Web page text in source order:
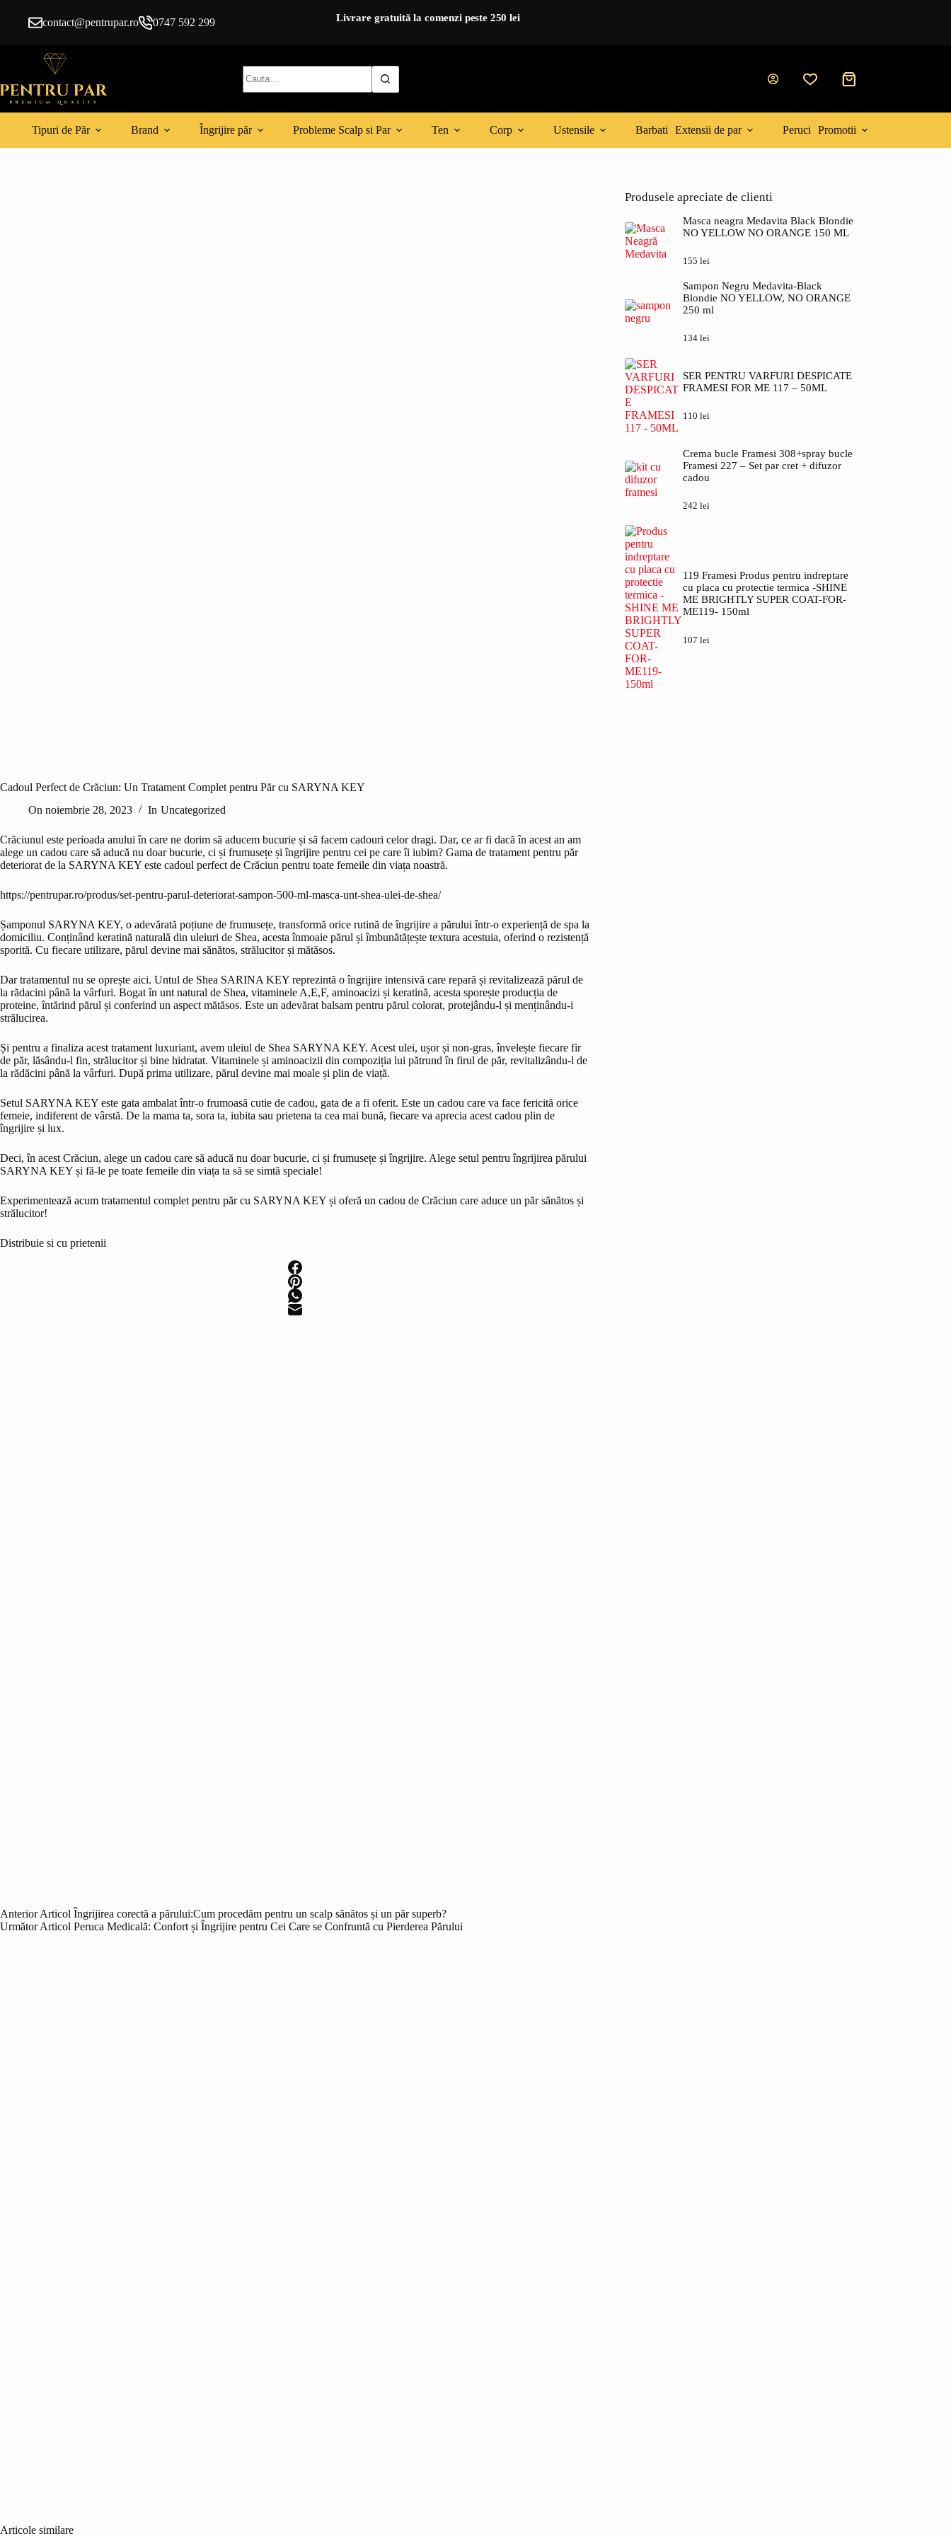
conținut
contact@pentrupar.ro 0747 592 299
rezultat
Coș
Tipuri de Păr
Brand Îngrijire păr Probleme Scalp si Par Ten Corp Ustensile Barbati Extensii de par Peruci Promotii
Cadoul Perfect de Crăciun: Un Tratament Complet pentru Păr cu SARYNA KEY
On noiembrie 28, 2023 In Uncategorized
Crăciunul este perioada anului în care ne dorim să aducem bucurie și să facem cadouri celor dragi. Dar, ce ar fi dacă în acest an am
alege un cadou care să aducă nu doar bucurie, ci și frumusețe și îngrijire pentru cei pe care îi iubim? Gama de tratament pentru păr
deteriorat de la SARYNA KEY este cadoul perfect de Crăciun pentru toate femeile din viața noastră.
https://pentrupar.ro/produs/set-pentru-parul-deteriorat-sampon-500-ml-masca-unt-shea-ulei-de-shea/
Șamponul SARYNA KEY, o adevărată poțiune de frumusețe, transformă orice rutină de îngrijire a părului într-o experiență de spa la
domiciliu. Conținând keratină naturală din uleiuri de Shea, acesta înmoaie părul și îmbunătățește textura acestuia, oferind o rezistență
sporită. Cu fiecare utilizare, părul devine mai sănătos, strălucitor și mătăsos.
Dar tratamentul nu se oprește aici. Untul de Shea SARINA KEY reprezintă o îngrijire intensivă care repară și revitalizează părul de
la rădacini până la vârfuri. Bogat în unt natural de Shea, vitaminele A,E,F, aminoacizi și keratină, acesta sporește producția de
proteine, întărind părul și conferind un aspect mătăsos. Este un adevărat balsam pentru părul colorat, protejându-l și menținându-i
strălucirea.
Și pentru a finaliza acest tratament luxuriant, avem uleiul de Shea SARYNA KEY. Acest ulei, ușor și non-gras, învelește fiecare fir
de păr, lăsându-l fin, strălucitor și bine hidratat. Vitaminele și aminoacizii din compoziția lui pătrund în firul de păr, revitalizându-l de
la rădăcini până la vârfuri. După prima utilizare, părul devine mai moale și plin de viață.
Setul SARYNA KEY este gata ambalat într-o frumoasă cutie de cadou, gata de a fi oferit. Este un cadou care va face fericită orice
femeie, indiferent de vârstă. De la mama ta, sora ta, iubita sau prietena ta cea mai bună, fiecare va aprecia acest cadou plin de
îngrijire și lux.
Deci, în acest Crăciun, alege un cadou care să aducă nu doar bucurie, ci și frumusețe și îngrijire. Alege setul pentru îngrijirea părului
SARYNA KEY și fă-le pe toate femeile din viața ta să se simtă speciale!
Experimentează acum tratamentul complet pentru păr cu SARYNA KEY și oferă un cadou de Crăciun care aduce un păr sănătos și
strălucitor!
Distribuie si cu prietenii
AnteriorArticol Îngrijirea corectă a părului:Cum procedăm pentru un scalp sănătos și un păr superb?
UrmătorArticol Peruca Medicală: Confort și Îngrijire pentru Cei Care se Confruntă cu Pierderea Părului
Articole similare
Produsele apreciate de clienti
Masca neagra Medavita Black Blondie
NO YELLOW NO ORANGE 150 ML
155 lei
Sampon Negru Medavita-Black
Blondie NO YELLOW, NO ORANGE
250 ml
134 lei
SER PENTRU VARFURI DESPICATE
FRAMESI FOR ME 117 – 50ML
110 lei
Crema bucle Framesi 308+spray bucle
Framesi 227 – Set par cret + difuzor
cadou
242 lei
119 Framesi Produs pentru indreptare
cu placa cu protectie termica -SHINE
ME BRIGHTLY SUPER COAT-FOR-
ME119- 150ml
107 lei